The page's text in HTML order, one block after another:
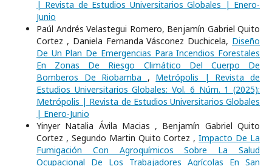
| Revista de Estudios Universitarios Globales | Enero-
Junio
Paúl Andrés Velastegui Romero, Benjamín Gabriel Quito
Cortez , Daniela Fernanda Vásconez Duchicela, Diseño
De Un Plan De Emergencias Para Incendios Forestales
En Zonas De Riesgo Climático Del Cuerpo De
Bomberos De Riobamba , Metrópolis | Revista de
Estudios Universitarios Globales: Vol. 6 Núm. 1 (2025):
Metrópolis | Revista de Estudios Universitarios Globales
| Enero-Junio
Yinyer Natalia Ávila Macias , Benjamín Gabriel Quito
Cortez , Segundo Martin Quito Cortez ,Impacto De La
Fumigación Con Agroquímicos Sobre La Salud
Ocupacional De Los Trabajadores Agrícolas En San